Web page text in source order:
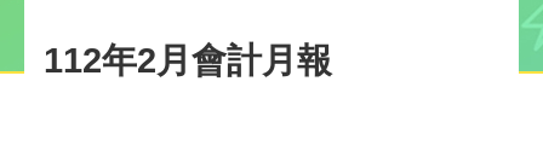
112年2月會計月報